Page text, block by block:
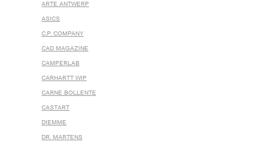
ARTE ANTWERP
ASICS
C.P. COMPANY
CAD MAGAZINE
CAMPERLAB
CARHARTT WIP
CARNE BOLLENTE
CASTART
DIEMME
DR. MARTENS